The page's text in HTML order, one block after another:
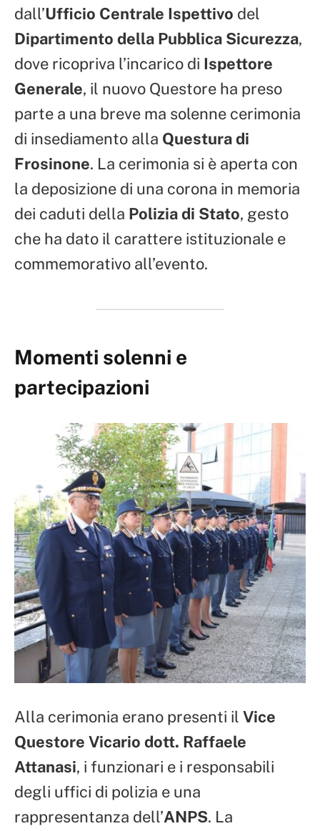
dall’Ufficio Centrale Ispettivo del
Dipartimento della Pubblica Sicurezza,
dove ricopriva l’incarico di Ispettore
Generale, il nuovo Questore ha preso
parte a una breve ma solenne cerimonia
di insediamento alla Questura di
Frosinone. La cerimonia si è aperta con
la deposizione di una corona in memoria
dei caduti della Polizia di Stato, gesto
che ha dato il carattere istituzionale e
commemorativo all’evento.
Momenti solenni e
partecipazioni
Alla cerimonia erano presenti il Vice
Questore Vicario dott. Raffaele
Attanasi, i funzionari e i responsabili
degli uffici di polizia e una
rappresentanza dell’ANPS. La